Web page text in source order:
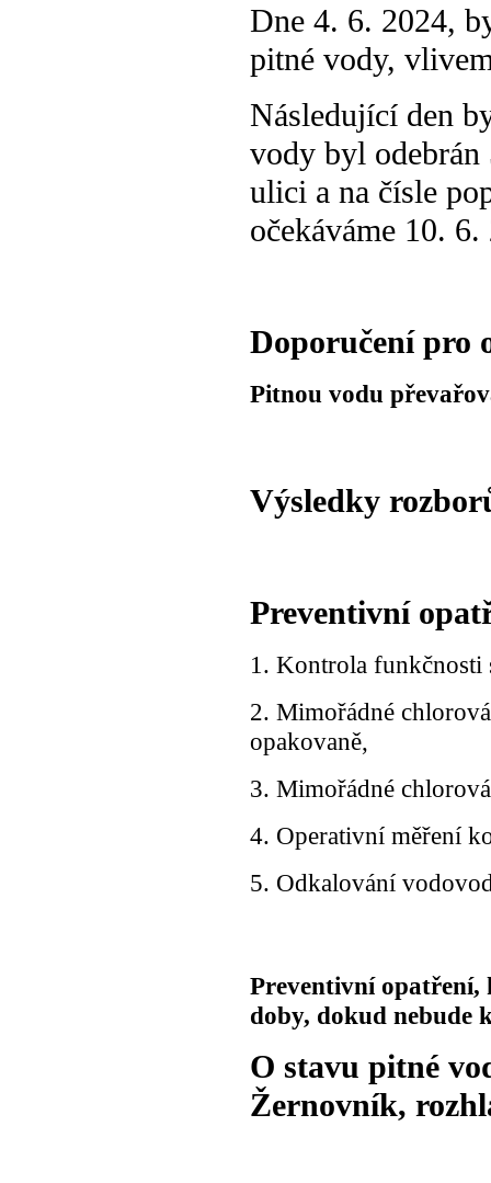
Dne 4. 6. 2024,
pitné vody,
Následující den
vody byl
ulici a na čísle
očekáváme 10. 6.
Doporučení pro
Pitnou vodu
Výsledky
Preventivní
1. Kontrola funkčnosti
2. Mimořádné
opakovaně,
3. Mimořádné
4. Operativní měření
5. Odkalování
Preventivní opatření,
doby, dokud nebude
O stavu pitné
Žernovník,